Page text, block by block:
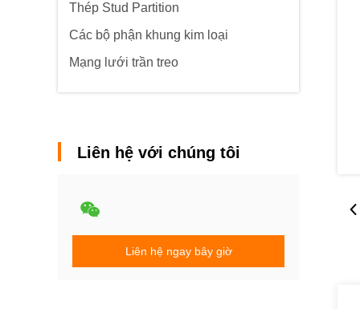
Thép Stud Partition
Các bộ phận khung kim loại
Mạng lưới trần treo
Liên hệ với chúng tôi
Liên hệ ngay bây giờ